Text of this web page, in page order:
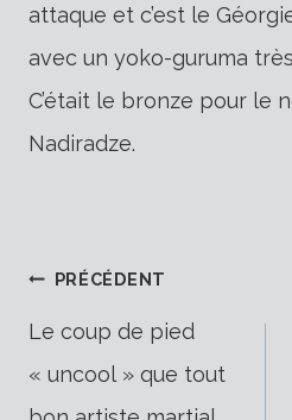
attaque et c’est le
avec un yoko-guruma
C’était le bronze pour le
Nadiradze.
PRÉCÉDENT
Le coup de pied
« uncool » que tout